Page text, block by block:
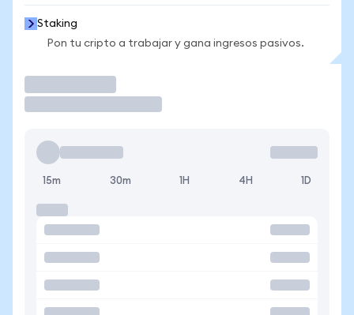
Staking
Pon tu cripto a trabajar y gana ingresos pasivos.
15m 30m 1H 4H 1D